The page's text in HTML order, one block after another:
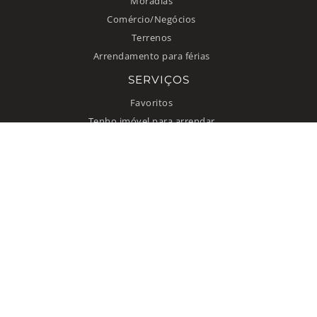
Comércio/Negócios
Terrenos
Arrendamento para férias
SERVIÇOS
Favoritos
Tenho imóvel para arrendar